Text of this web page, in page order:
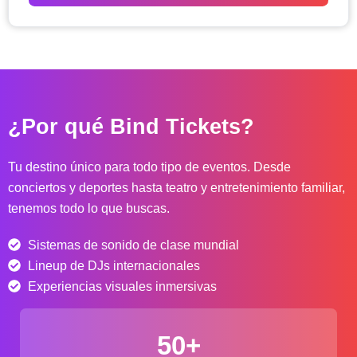
d
p
c
i
s
:
d
d
$
¿Por qué Bind Tickets?
Tu destino único para todo tipo de eventos. Desde
conciertos y deportes hasta teatro y entretenimiento familiar,
tenemos todo lo que buscas.
Sistemas de sonido de clase mundial
Lineup de DJs internacionales
Experiencias visuales inmersivas
50+